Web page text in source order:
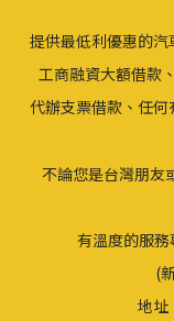
提供最低利優惠的汽
工商融資大額借款
代辦支票借款、任
不論您是台灣朋友
有溫度的服
(
地址